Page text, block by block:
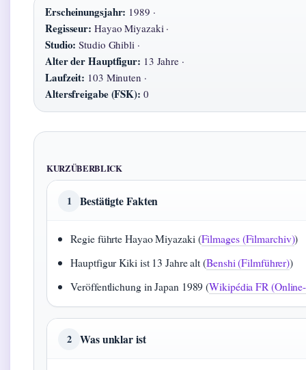
Erscheinungsjahr: 1989 ·
Regisseur: Hayao Miyazaki ·
Studio: Studio Ghibli ·
Alter der Hauptfigur: 13 Jahre ·
Laufzeit: 103 Minuten ·
Altersfreigabe (FSK): 0
KURZÜBERBLICK
1 Bestätigte Fakten
Regie führte Hayao Miyazaki (Filmages (Filmarchiv))
Hauptfigur Kiki ist 13 Jahre alt (Benshi (Filmführer))
Veröffentlichung in Japan 1989 (Wikipédia FR
2 Was unklar ist